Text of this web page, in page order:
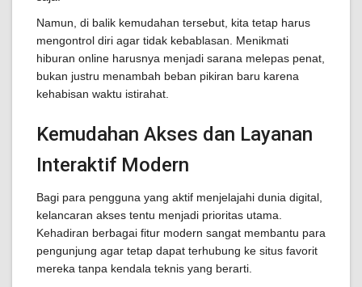
Namun, di balik kemudahan tersebut, kita tetap harus
mengontrol diri agar tidak kebablasan. Menikmati
hiburan online harusnya menjadi sarana melepas penat,
bukan justru menambah beban pikiran baru karena
kehabisan waktu istirahat.
Kemudahan Akses dan Layanan
Interaktif Modern
Bagi para pengguna yang aktif menjelajahi dunia digital,
kelancaran akses tentu menjadi prioritas utama.
Kehadiran berbagai fitur modern sangat membantu para
pengunjung agar tetap dapat terhubung ke situs favorit
mereka tanpa kendala teknis yang berarti.